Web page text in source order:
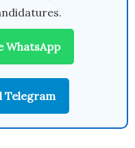
WhatsApp
Telegram